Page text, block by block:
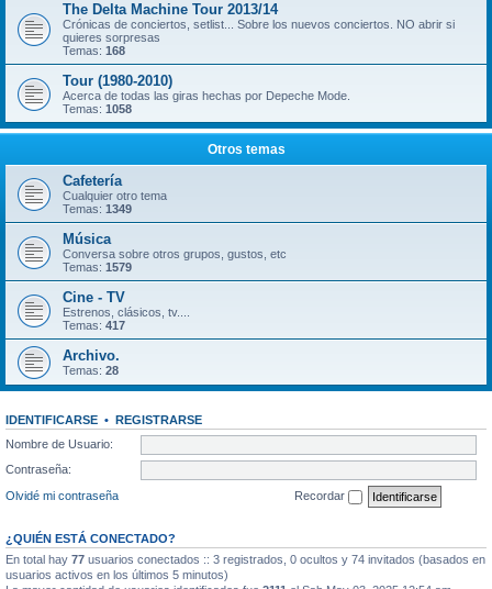
The Delta Machine Tour 2013/14
Crónicas de conciertos, setlist... Sobre los nuevos conciertos. NO abrir si
quieres sorpresas
Temas: 168
Tour (1980-2010)
Acerca de todas las giras hechas por Depeche Mode.
Temas: 1058
Otros temas
Cafetería
Cualquier otro tema
Temas: 1349
Música
Conversa sobre otros grupos, gustos, etc
Temas: 1579
Cine - TV
Estrenos, clásicos, tv....
Temas: 417
Archivo.
Temas: 28
IDENTIFICARSE • REGISTRARSE
Nombre de Usuario:
Contraseña:
Olvidé mi contraseña
Recordar
¿QUIÉN ESTÁ CONECTADO?
En total hay 77 usuarios conectados :: 3 registrados, 0 ocultos y 74 invitados (basados en
usuarios activos en los últimos 5 minutos)